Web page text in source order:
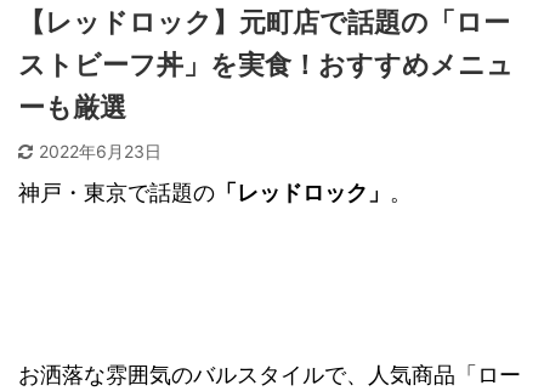
【レッドロック】元町店で話題の「ロー
ストビーフ丼」を実食！おすすめメニュ
ーも厳選
2022年6月23日
神戸・東京で話題の 「レッドロック」 。
お洒落な雰囲気のバルスタイルで、人気商品「ロー